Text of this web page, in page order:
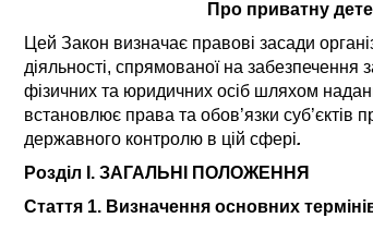
Про приватну
Цей Закон визначає правові засади
діяльності, спрямованої на забезпечення
фізичних та юридичних осіб шляхом
встановлює права та обов’язки суб’єктів
державного контролю в цій сфері.
Розділ I. ЗАГАЛЬНІ ПОЛОЖЕННЯ
Стаття 1. Визначення основних